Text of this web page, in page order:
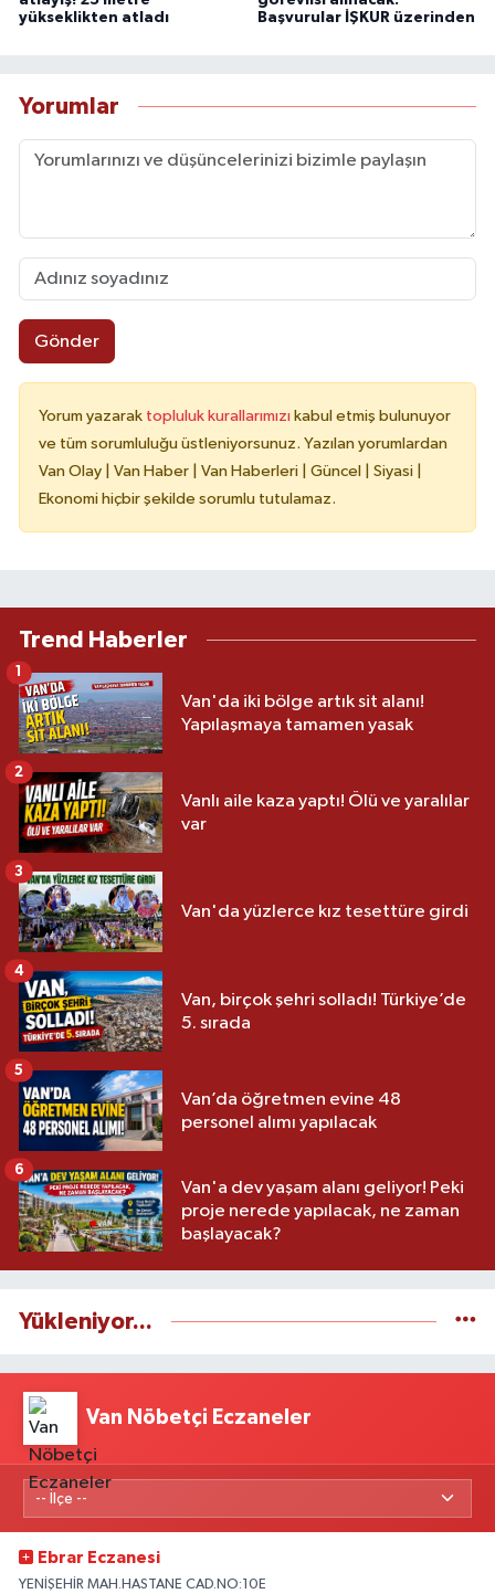
yükseklikten atladı
Başvurular İŞKUR üzerinden
Yorumlar
Gönder
Yorum yazarak topluluk kurallarımızı kabul etmiş bulunuyor
ve tüm sorumluluğu üstleniyorsunuz. Yazılan yorumlardan
Van Olay | Van Haber | Van Haberleri | Güncel | Siyasi |
Ekonomi hiçbir şekilde sorumlu tutulamaz.
Trend Haberler
Van'da iki bölge artık sit alanı!
Yapılaşmaya tamamen yasak
1
Vanlı aile kaza yaptı! Ölü ve yaralılar
var
2
Van'da yüzlerce kız tesettüre girdi
3
Van, birçok şehri solladı! Türkiye’de
5. sırada
4
Van’da öğretmen evine 48
personel alımı yapılacak
5
Van'a dev yaşam alanı geliyor! Peki
proje nerede yapılacak, ne zaman
başlayacak?
6
Yükleniyor...
Van Nöbetçi Eczaneler
Ebrar Eczanesi
YENİŞEHİR MAH.HASTANE CAD.NO:10E